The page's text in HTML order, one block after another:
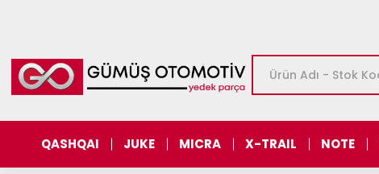
QASHQAI JUKE MICRA X-TRAIL NOTE